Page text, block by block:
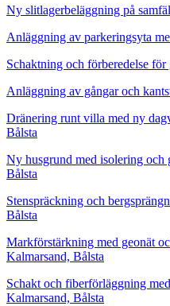
Ny slitlagerbeläggning på
Anläggning av parkeringsyta
Schaktning och förberedelse
Anläggning av gångar och
Dränering runt villa med ny
Bålsta
Ny husgrund med isolering och
Bålsta
Stenspräckning och
Bålsta
Markförstärkning med geonät
Kalmarsand, Bålsta
Schakt och fiberförläggning
Kalmarsand, Bålsta